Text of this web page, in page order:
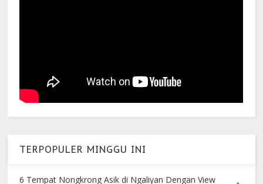
TERPOPULER MINGGU INI
6 Tempat Nongkrong Asik di Ngaliyan Dengan View